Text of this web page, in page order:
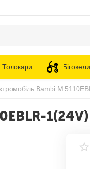
Толокари Біговели
1(24V)